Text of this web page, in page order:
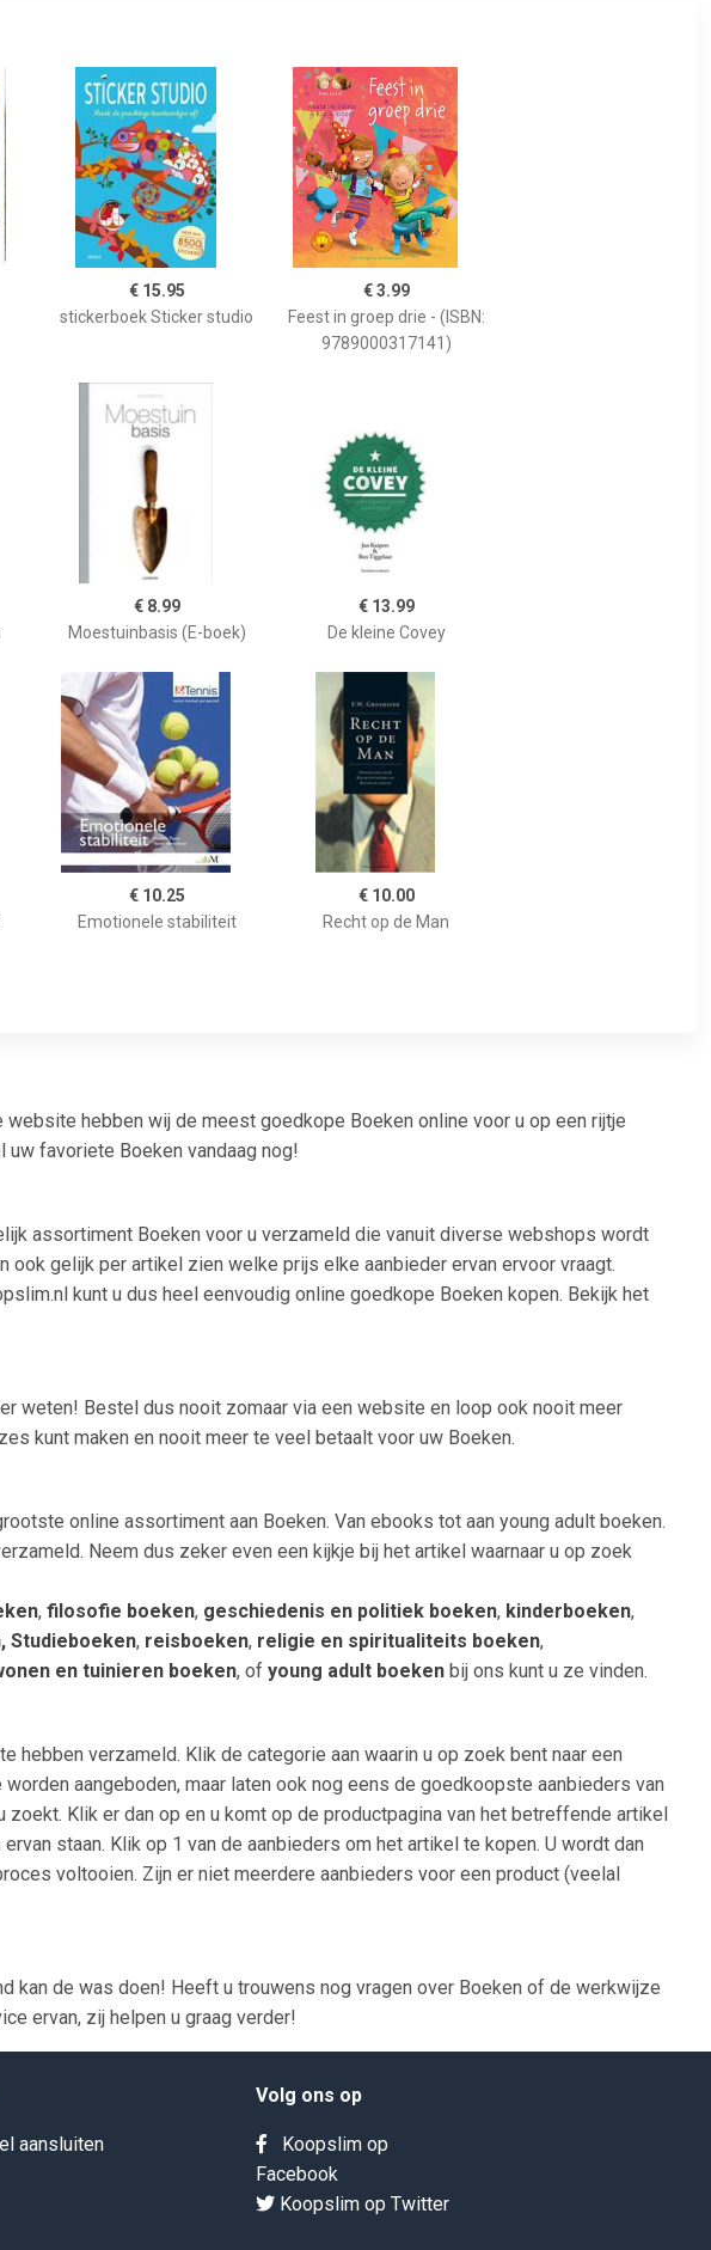
€ 15.95
stickerboek Sticker studio
€ 3.99
Feest in groep drie - (ISBN:
9789000317141)
€ 8.99
Moestuinbasis (E-boek)
€ 13.99
De kleine Covey
€ 10.25
Emotionele stabiliteit
€ 10.00
Recht op de Man
hebben wij de meest goedkope Boeken online voor u op een rijtje
favoriete Boeken vandaag nog!
assortiment Boeken voor u verzameld die vanuit diverse webshops wordt
gelijk per artikel zien welke prijs elke aanbieder ervan ervoor vraagt.
kunt u dus heel eenvoudig online goedkope Boeken kopen. Bekijk het
weten! Bestel dus nooit zomaar via een website en loop ook nooit meer
kunt maken en nooit meer te veel betaalt voor uw Boeken.
online assortiment aan Boeken. Van ebooks tot aan young adult boeken.
Neem dus zeker even een kijkje bij het artikel waarnaar u op zoek
, filosofie boeken, geschiedenis en politiek boeken, kinderboeken,
Studieboeken, reisboeken, religie en spiritualiteits boeken,
en tuinieren boeken, of young adult boeken bij ons kunt u ze vinden.
verzameld. Klik de categorie aan waarin u op zoek bent naar een
aangeboden, maar laten ook nog eens de goedkoopste aanbieders van
Klik er dan op en u komt op de productpagina van het betreffende artikel
staan. Klik op 1 van de aanbieders om het artikel te kopen. U wordt dan
voltooien. Zijn er niet meerdere aanbieders voor een product (veelal
de was doen! Heeft u trouwens nog vragen over Boeken of de werkwijze
ervan, zij helpen u graag verder!
aansluiten
Volg ons op
Koopslim op
Facebook
Koopslim op Twitter